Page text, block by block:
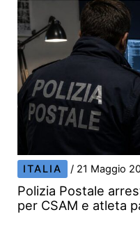
ITALIA / 21 Maggio
Polizia Postale
per CSAM e atleta